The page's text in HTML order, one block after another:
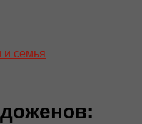
и семья